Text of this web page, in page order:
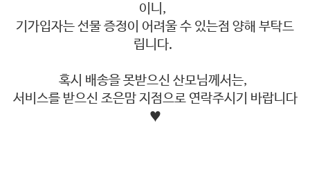
이니,
기가입자는 선물 증정이 어려울 수 있는점 양해 부탁드
립니다.
혹시 배송을 못받으신 산모님께서는,
서비스를 받으신 조은맘 지점으로 연락주시기 바랍니다
♥